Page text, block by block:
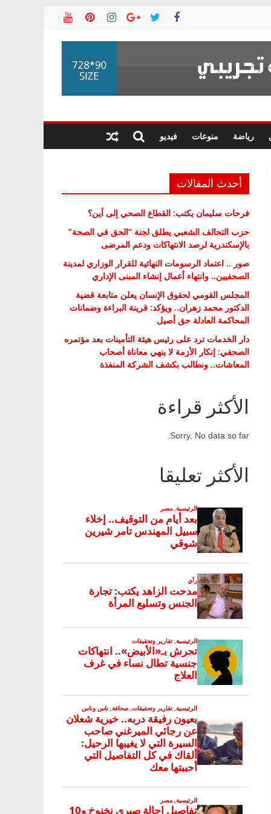
رياضة منوعات فيديو
أحدث المقالات
فرحات سليمان يكتب: القطاع الصحي إلى أين؟
حزب التحالف الشعبي يطلق لجنة “الحق في الصحة”
بالإسكندرية لرصد الانتهاكات ودعم المرضى
صور .. اعتماد الرسومات النهائية للقرار الوزاري لمدينة
الصحفيين.. وانتهاء أعمال إنشاء المبنى الإداري
المجلس القومي لحقوق الإنسان يعلن متابعة قضية
الدكتور محمد زهران.. ويؤكد: قرينة البراءة وضمانات
المحاكمة العادلة حق أصيل
دار الخدمات ترد على رئيس هيئة التأمينات بعد مؤتمره
الصحفي: إنكار الأزمة لا ينهي معاناة أصحاب
المعاشات.. ونطالب بكشف الشركة المنفذة
الأكثر قراءة
Sorry. No data so far.
الأكثر تعليقا